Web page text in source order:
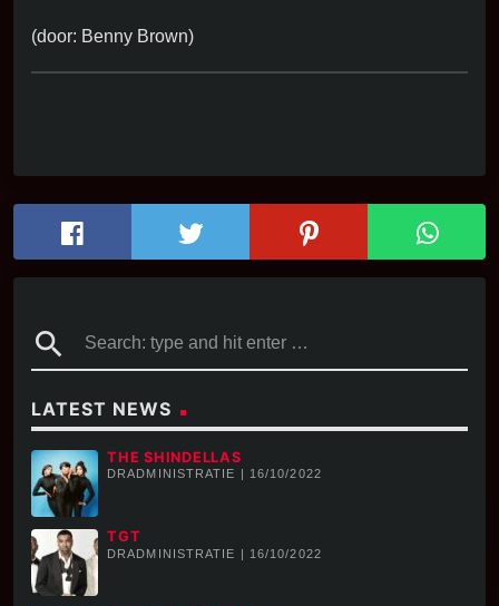
(door: Benny Brown)
search
LATEST NEWS
THE SHINDELLAS
DRADMINISTRATIE | 16/10/2022
TGT
DRADMINISTRATIE | 16/10/2022
LIVE RADIO!
KLIK OP DE PLAY BUTTON HIERONDER